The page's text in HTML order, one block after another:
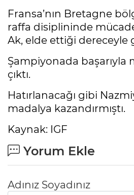
Fransa’nın Bretagne
raffa disiplininde
Ak, elde ettiği dereceyle
Şampiyonada başarıyla
çıktı.
Hatırlanacağı gibi
madalya kazandırmıştı.
Kaynak: IGF
Yorum Ekle
Adınız Soyadınız